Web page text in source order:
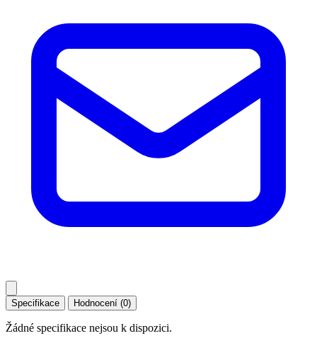
Specifikace Hodnocení (0)
Žádné specifikace nejsou k dispozici.